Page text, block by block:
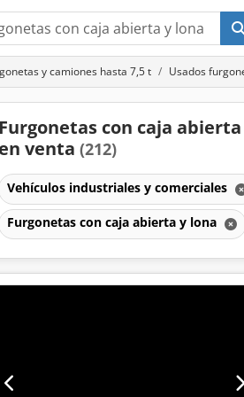
y camiones hasta 7,5 t Usados
Furgonetas con caja
en venta (212)
Vehículos industriales y comerciales
Furgonetas con caja abierta y lona